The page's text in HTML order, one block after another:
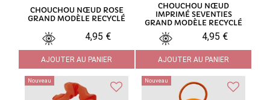
CHOUCHOU NŒUD ROSE
GRAND MODÈLE RECYCLÉ
4,95 €
AJOUTER AU PANIER
CHOUCHOU NŒUD
IMPRIMÉ SEVENTIES
GRAND MODÈLE RECYCLÉ
4,95 €
AJOUTER AU PANIER
Nouveau Nouveau